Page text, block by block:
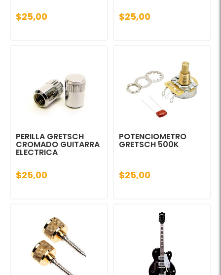
$25,00 $25,00
PERILLA GRETSCH
CROMADO GUITARRA
ELECTRICA
$25,00
POTENCIOMETRO
GRETSCH 500K
$25,00